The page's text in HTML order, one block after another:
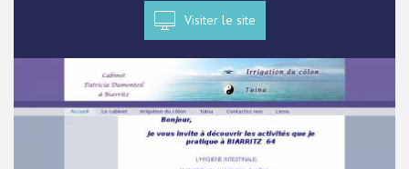
Visiter le site